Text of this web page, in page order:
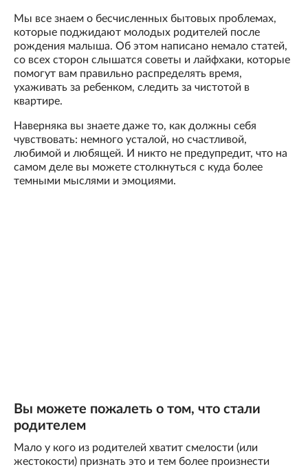
Мы все знаем о бесчисленных бытовых проблемах,
которые поджидают молодых родителей после
рождения малыша. Об этом написано немало статей,
со всех сторон слышатся советы и лайфхаки, которые
помогут вам правильно распределять время,
ухаживать за ребенком, следить за чистотой в
квартире.
Наверняка вы знаете даже то, как должны себя
чувствовать: немного усталой, но счастливой,
любимой и любящей. И никто не предупредит, что на
самом деле вы можете столкнуться с куда более
темными мыслями и эмоциями.
Вы можете пожалеть о том, что стали
родителем
Мало у кого из родителей хватит смелости (или
жестокости) признать это и тем более произнести